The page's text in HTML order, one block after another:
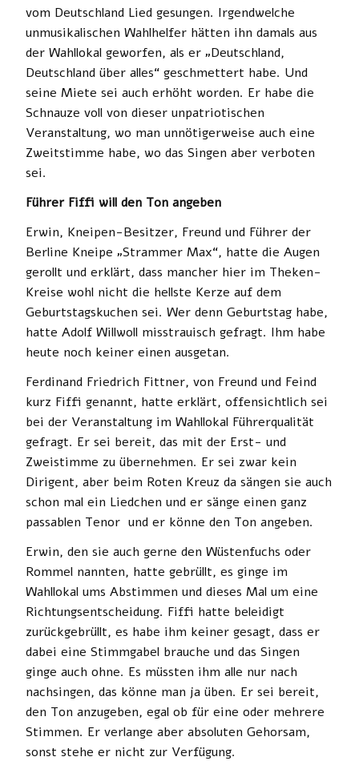
vom Deutschland Lied gesungen. Irgendwelche
unmusikalischen Wahlhelfer hätten ihn damals aus
der Wahllokal geworfen, als er „Deutschland,
Deutschland über alles“ geschmettert habe. Und
seine Miete sei auch erhöht worden. Er habe die
Schnauze voll von dieser unpatriotischen
Veranstaltung, wo man unnötigerweise auch eine
Zweitstimme habe, wo das Singen aber verboten
sei.
Führer Fiffi will den Ton angeben
Erwin, Kneipen-Besitzer, Freund und Führer der
Berline Kneipe „Strammer Max“, hatte die Augen
gerollt und erklärt, dass mancher hier im Theken-
Kreise wohl nicht die hellste Kerze auf dem
Geburtstagskuchen sei. Wer denn Geburtstag habe,
hatte Adolf Willwoll misstrauisch gefragt. Ihm habe
heute noch keiner einen ausgetan.
Ferdinand Friedrich Fittner, von Freund und Feind
kurz Fiffi genannt, hatte erklärt, offensichtlich sei
bei der Veranstaltung im Wahllokal Führerqualität
gefragt. Er sei bereit, das mit der Erst- und
Zweistimme zu übernehmen. Er sei zwar kein
Dirigent, aber beim Roten Kreuz da sängen sie auch
schon mal ein Liedchen und er sänge einen ganz
passablen Tenor und er könne den Ton angeben.
Erwin, den sie auch gerne den Wüstenfuchs oder
Rommel nannten, hatte gebrüllt, es ginge im
Wahllokal ums Abstimmen und dieses Mal um eine
Richtungsentscheidung. Fiffi hatte beleidigt
zurückgebrüllt, es habe ihm keiner gesagt, dass er
dabei eine Stimmgabel brauche und das Singen
ginge auch ohne. Es müssten ihm alle nur nach
nachsingen, das könne man ja üben. Er sei bereit,
den Ton anzugeben, egal ob für eine oder mehrere
Stimmen. Er verlange aber absoluten Gehorsam,
sonst stehe er nicht zur Verfügung.